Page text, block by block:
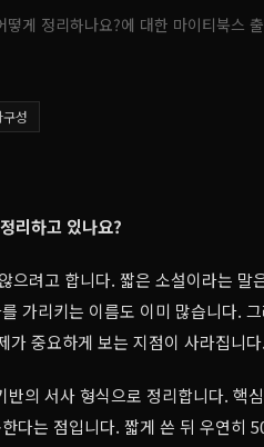
게 정리하나요?에 대한 마이티북스
성
리하고 있나요?
으려고 합니다. 짧은 소설이라는 말
가리키는 이름도 이미 많습니다.
가 중요하게 보는 지점이 사라집니다.
의 서사 형식으로 정리합니다. 핵
다는 점입니다. 짧게 쓴 뒤 우연히